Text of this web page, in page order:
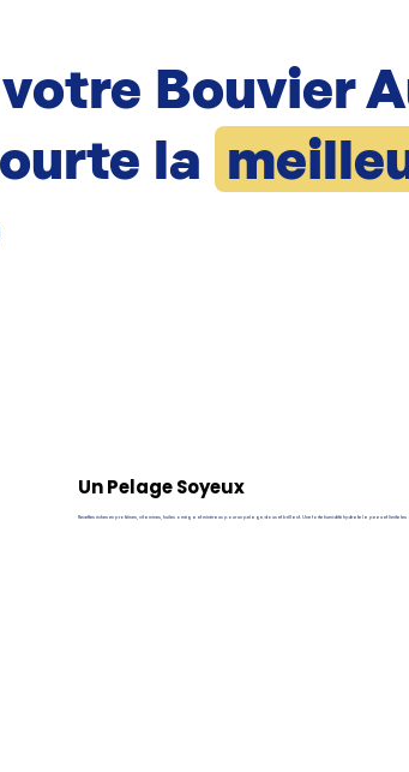
Bouvier
la
Un Pelage Soyeux
Recettes riches en protéines, vitamines, huiles oméga et minéraux pour un pelage doux et brillant. Une forte humidité hydrate la peau et limite les